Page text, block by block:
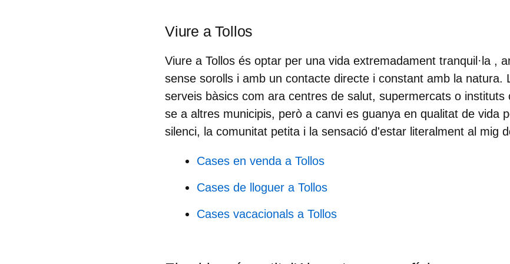
Viure a Tollos
Viure a Tollos és optar per una vida extremadament tranquil·la ,
sense sorolls i amb un contacte directe i constant amb la natura.
serveis bàsics com ara centres de salut, supermercats o instituts
se a altres municipis, però a canvi es guanya en qualitat de vida
silenci, la comunitat petita i la sensació d'estar literalment al mig
Cases en venda a Tollos
Cases de lloguer a Tollos
Cases vacacionals a Tollos